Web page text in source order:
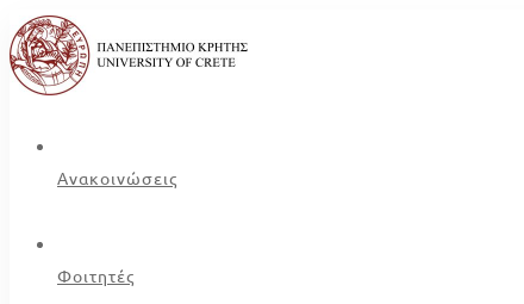
Ανακοινώσεις
Φοιτητές